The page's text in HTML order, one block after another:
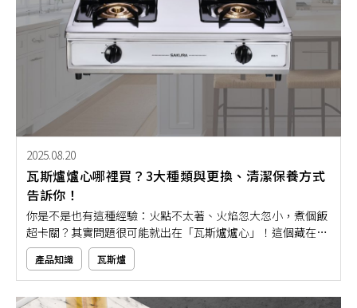
2025.08.20
瓦斯爐爐心哪裡買？3大種類與更換、清潔保養方式
告訴你！
你是不是也有這種經驗：火點不太著、火焰忽大忽小，煮個飯
超卡關？其實問題很可能就出在「瓦斯爐爐心」！這個藏在瓦
斯爐下的小零件，是火力穩不穩健的重要關鍵元素，一旦使用
久了卡油、積碳、老化都會影響瓦斯爐的使用。許多人會想
問：瓦斯爐爐心可以自行更換嗎？平常該如何維護清潔？如果
你也想要讓料理不卡關，那就要搞懂瓦斯爐爐心的保養秘訣！
產品知識 瓦斯爐